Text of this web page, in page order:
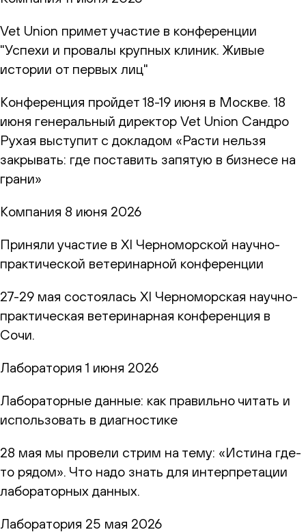
Vet Union примет участие в конференции
"Успехи и провалы крупных клиник. Живые
истории от первых лиц"
Конференция пройдет 18-19 июня в Москве. 18
июня генеральный директор Vet Union Сандро
Рухая выступит с докладом «Расти нельзя
закрывать: где поставить запятую в бизнесе на
грани»
Компания 8 июня 2026
Приняли участие в XI Черноморской научно-
практической ветеринарной конференции
27-29 мая состоялась XI Черноморская научно-
практическая ветеринарная конференция в
Сочи.
Лаборатория 1 июня 2026
Лабораторные данные: как правильно читать и
использовать в диагностике
28 мая мы провели стрим на тему: «Истина где-
то рядом». Что надо знать для интерпретации
лабораторных данных.
Лаборатория 25 мая 2026